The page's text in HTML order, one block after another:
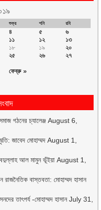
শুক্র শনি রবি
ফেব্রু »
৪ ৫
৬
১১ ১২
১৩
১৮ ১৯
২০
২৫ ২৬
২৭
গঠনের চ্যালেঞ্জ August 6,
জাবেদ মোহাম্মদ August 1,
আল মামুন ভূঁইয়া August 1,
বাস্তবতা: মোহাম্মদ হাসান
তাৎপর্য -মোহাম্মদ হাসান July 31,